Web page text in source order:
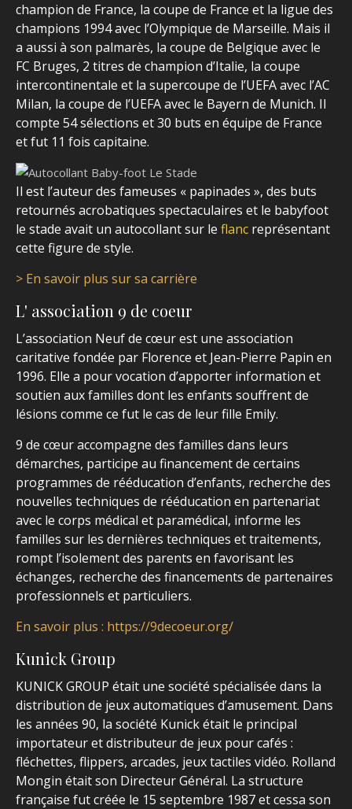
champion de France, la coupe de France et la ligue des
champions 1994 avec l’Olympique de Marseille. Mais il
a aussi à son palmarès, la coupe de Belgique avec le
FC Bruges, 2 titres de champion d’Italie, la coupe
intercontinentale et la supercoupe de l’UEFA avec l’AC
Milan, la coupe de l’UEFA avec le Bayern de Munich. Il
compte 54 sélections et 30 buts en équipe de France
et fut 11 fois capitaine.
Il est l’auteur des fameuses « papinades », des buts
retournés acrobatiques spectaculaires et le babyfoot
le stade avait un autocollant sur le flanc représentant
cette figure de style.
> En savoir plus sur sa carrière
L' association 9 de coeur
L’association Neuf de cœur est une association
caritative fondée par Florence et Jean-Pierre Papin en
1996. Elle a pour vocation d’apporter information et
soutien aux familles dont les enfants souffrent de
lésions comme ce fut le cas de leur fille Emily.
9 de cœur accompagne des familles dans leurs
démarches, participe au financement de certains
programmes de rééducation d’enfants, recherche des
nouvelles techniques de rééducation en partenariat
avec le corps médical et paramédical, informe les
familles sur les dernières techniques et traitements,
rompt l’isolement des parents en favorisant les
échanges, recherche des financements de partenaires
professionnels et particuliers.
En savoir plus : https://9decoeur.org/
Kunick Group
KUNICK GROUP était une société spécialisée dans la
distribution de jeux automatiques d’amusement. Dans
les années 90, la société Kunick était le principal
importateur et distributeur de jeux pour cafés :
fléchettes, flippers, arcades, jeux tactiles vidéo. Rolland
Mongin était son Directeur Général. La structure
française fut créée le 15 septembre 1987 et cessa son